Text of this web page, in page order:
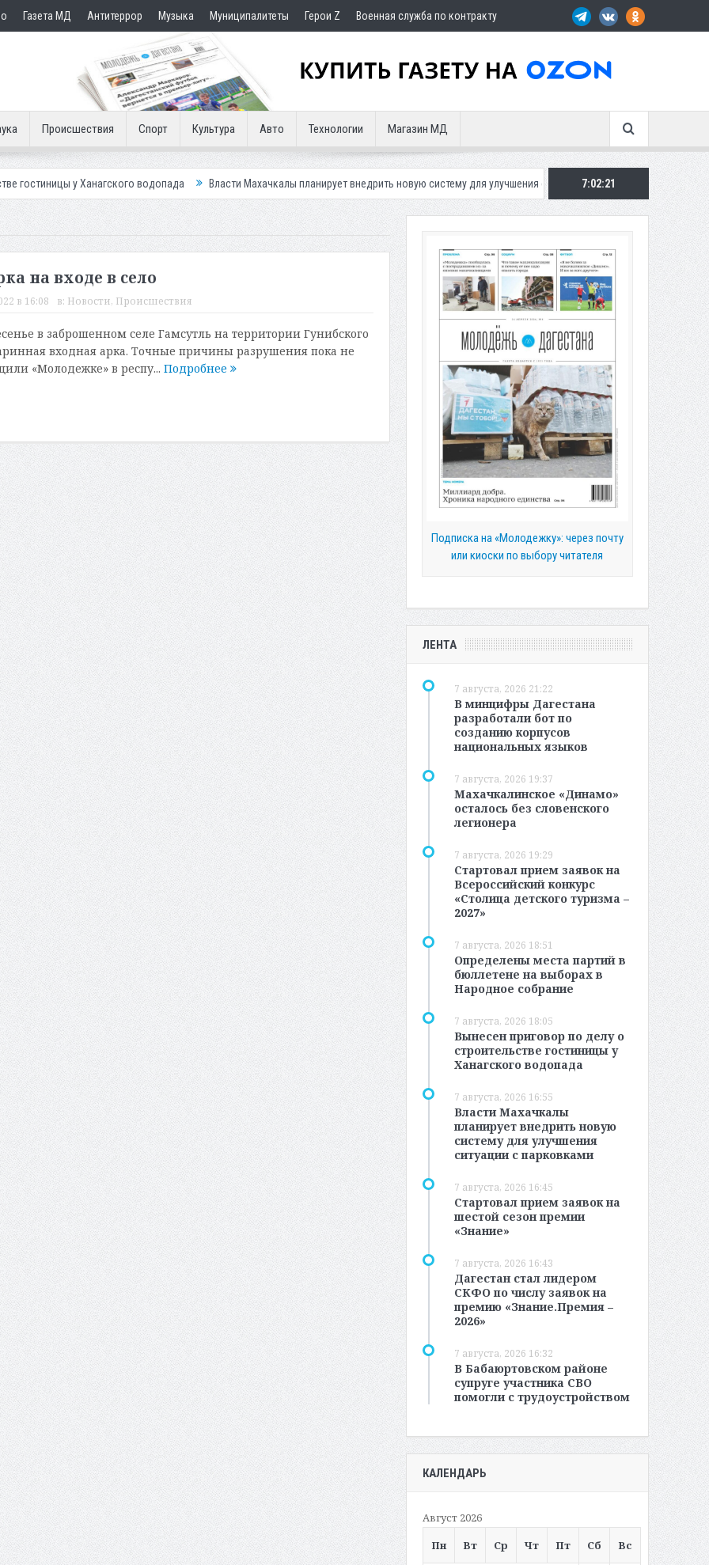
Газета МД Антитеррор Музыка Муниципалитеты Герои Z Военная служба по контракту
Происшествия Спорт Культура Авто Технологии Магазин МД
Ханагского водопада Власти Махачкалы планирует внедрить новую систему для улучшения ситуации с парковками Махачкалинское
7:02:22
на входе в село
в 16:08 в: Новости, Происшествия
в заброшенном селе Гамсутль на территории Гунибского
входная арка. Точные причины разрушения пока не
«Молодежке» в респу... Подробнее
Подписка на «Молодежку»: через почту
или киоски по выбору читателя
ЛЕНТА
7 августа, 2026 21:22
В минцифры Дагестана
разработали бот по
созданию корпусов
национальных языков
7 августа, 2026 19:37
Махачкалинское «Динамо»
осталось без словенского
легионера
7 августа, 2026 19:29
Стартовал прием заявок на
Всероссийский конкурс
«Столица детского туризма –
2027»
7 августа, 2026 18:51
Определены места партий в
бюллетене на выборах в
Народное собрание
7 августа, 2026 18:05
Вынесен приговор по делу о
строительстве гостиницы у
Ханагского водопада
7 августа, 2026 16:55
Власти Махачкалы
планирует внедрить новую
систему для улучшения
ситуации с парковками
7 августа, 2026 16:45
Стартовал прием заявок на
шестой сезон премии
«Знание»
7 августа, 2026 16:43
Дагестан стал лидером
СКФО по числу заявок на
премию «Знание.Премия –
2026»
7 августа, 2026 16:32
В Бабаюртовском районе
супруге участника СВО
помогли с трудоустройством
КАЛЕНДАРЬ
Август 2026
Пн
Вт Ср Чт Пт Сб Вс